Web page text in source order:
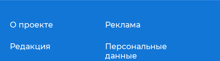
О проекте
Редакция
Реклама
Персональные
данные